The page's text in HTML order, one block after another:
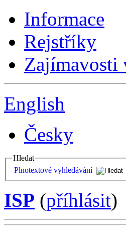
Informace
Rejstříky
Zajímavosti
English
Česky
Hledat
Plnotextové vyhledávání
ISP (příhlásit)